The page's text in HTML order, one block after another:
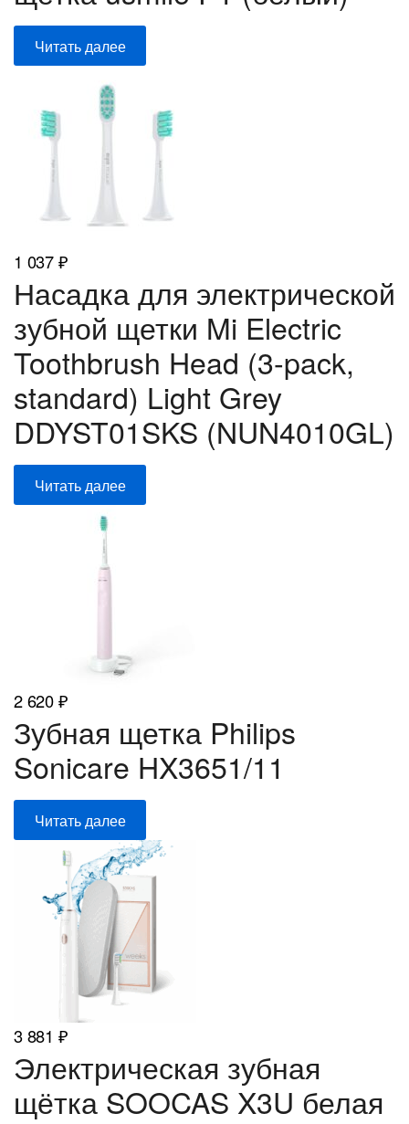
Читать далее
1 037₽
Насадка для электрической
зубной щетки Mi Electric
Toothbrush Head (3-pack,
standard) Light Grey
DDYST01SKS (NUN4010GL)
Читать далее
2 620₽
Зубная щетка Philips
Sonicare HX3651/11
Читать далее
3 881 ₽
Электрическая зубная
щётка SOOCAS X3U белая